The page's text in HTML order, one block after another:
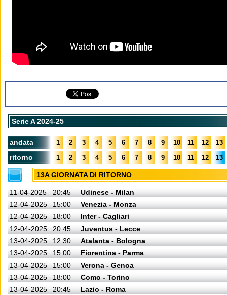
Serie A 2024-25
andata 1 2 3 4 5 6 7 8 9 10 11 12 13
ritorno 1 2 3 4 5 6 7 8 9 10 11 12 13
13A GIORNATA DI RITORNO
11-04-2025 20:45
Udinese - Milan
12-04-2025
15:00
Venezia - Monza
12-04-2025
18:00
Inter - Cagliari
12-04-2025
20:45
Juventus - Lecce
13-04-2025
12:30
Atalanta - Bologna
13-04-2025
15:00
Fiorentina - Parma
13-04-2025
15:00
Verona - Genoa
13-04-2025
18:00
Como - Torino
13-04-2025
20:45
Lazio - Roma